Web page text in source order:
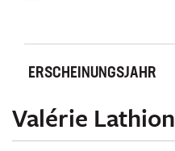
ERSCHEINUNGSJAHR
Valérie Lathion